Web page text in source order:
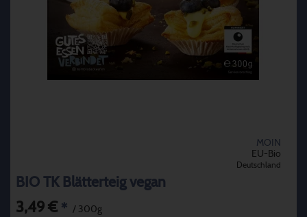
MOIN
EU-Bio
Deutschland
BIO TK Blätterteig vegan
3,49 € * / 300g